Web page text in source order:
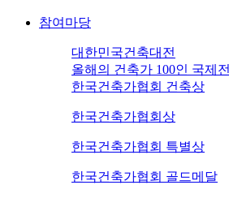
참여마당
대한민국건축대전
올해의 건축가 100인 국제전
한국건축가협회 건축상
한국건축가협회상
한국건축가협회 특별상
한국건축가협회 골드메달